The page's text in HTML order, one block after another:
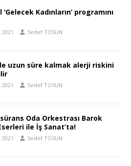
Kadınların’ programını
Sedef TOSUN
uzun süre kalmak alerji riskini
Sedef TOSUN
Oda Orkestrası Barok
ile İş Sanat’ta!
Sedef TOSUN